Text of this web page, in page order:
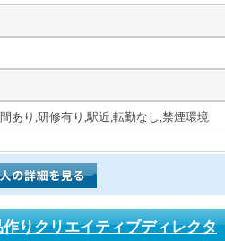
あり,研修有り,駅近,転勤なし,禁煙環境
りクリエイティブディレクタ